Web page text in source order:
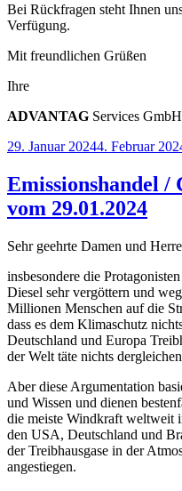
Bei Rückfragen steht Ihnen
Verfügung.
Mit freundlichen Grüßen
Ihre
ADVANTAG Services GmbH
Veröffentlicht
29. Januar 20244. Februar
Emissionshandel
vom 29.01.2024
Sehr geehrte Damen und
insbesondere die
Diesel sehr vergöttern und
Millionen Menschen auf die
dass es dem Klimaschutz
Deutschland und Europa
der Welt täte nichts
Aber diese Argumentation
und Wissen und dienen
die meiste Windkraft weltweit
den USA, Deutschland und
der Treibhausgase in der
angestiegen.